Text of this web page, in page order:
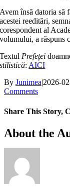
Avem însă datoria să
acestei reeditări,
corespondent al
volumului, a răspuns
TextulPrefeței
stilistică:AICI
By Junimea|2026-
Comments
Share This Story,
Facebook
X
Bluesky
Reddit
LinkedIn
WhatsApp
Telegram
Tumblr
Xing
Email
Copy
Link
About the